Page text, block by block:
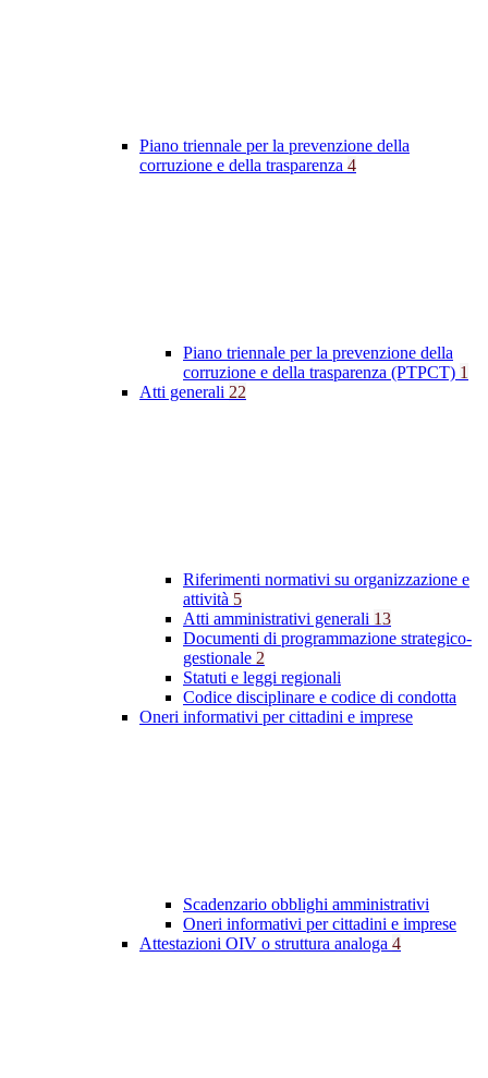
Piano triennale per la prevenzione della
corruzione e della trasparenza 4
Piano triennale per la prevenzione della
corruzione e della trasparenza (PTPCT) 1
Atti generali 22
Riferimenti normativi su organizzazione e
attività 5
Atti amministrativi generali 13
Documenti di programmazione strategico-
gestionale 2
Statuti e leggi regionali
Codice disciplinare e codice di condotta
Oneri informativi per cittadini e imprese
Scadenzario obblighi amministrativi
Oneri informativi per cittadini e imprese
Attestazioni OIV o struttura analoga 4